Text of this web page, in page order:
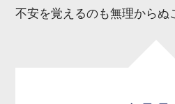
不安を覚えるのも無理からぬ